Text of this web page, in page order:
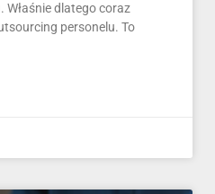
Właśnie dlatego coraz
personelu. To